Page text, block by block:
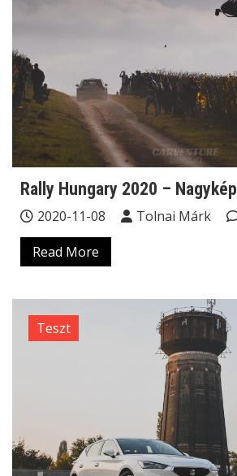
Rally Hungary 2020 – Nagykép
2020-11-08 Tolnai Márk
Read More
Teszt